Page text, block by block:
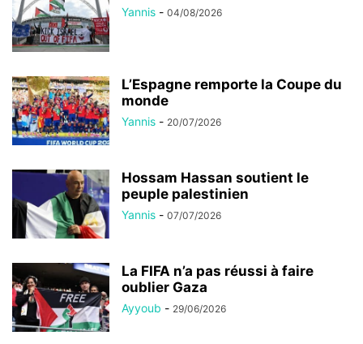
Yannis - 04/08/2026
L’Espagne remporte la Coupe du
monde
Yannis - 20/07/2026
Hossam Hassan soutient le
peuple palestinien
Yannis - 07/07/2026
La FIFA n’a pas réussi à faire
oublier Gaza
Ayyoub - 29/06/2026